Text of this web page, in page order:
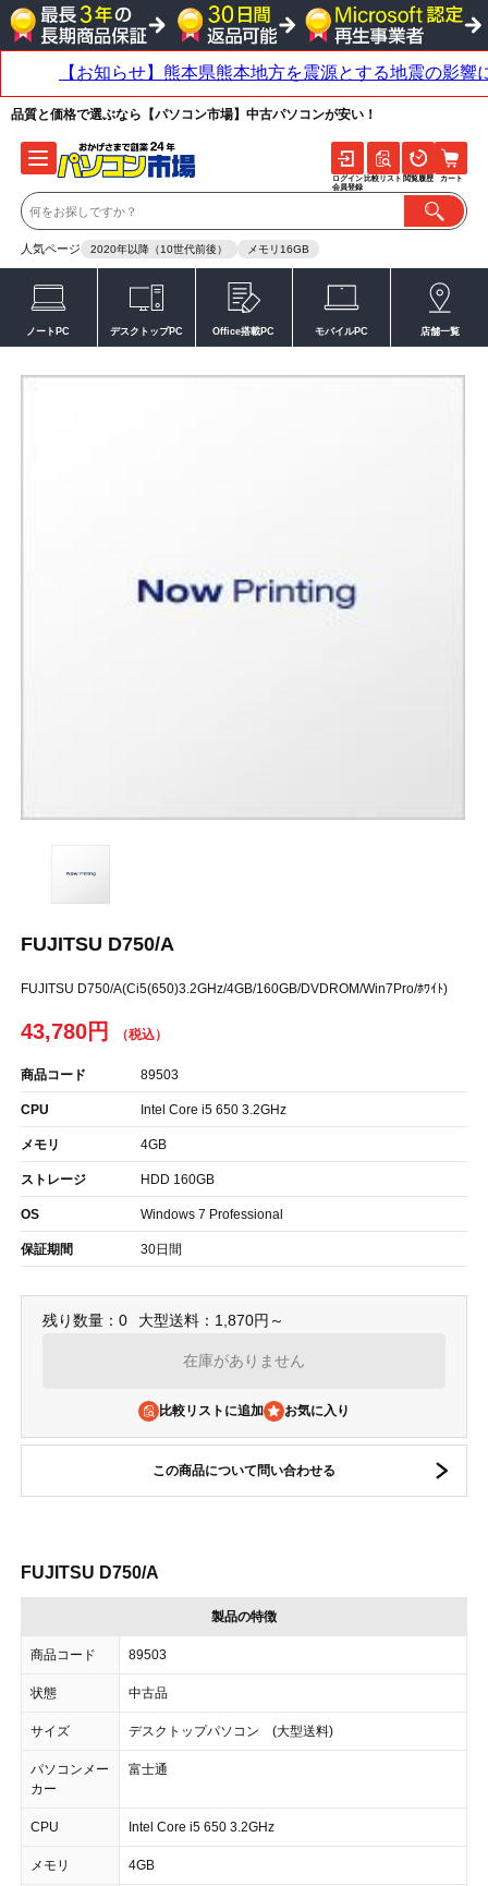
品質と価格で選ぶなら【パソコン市場】中古パソコンが安い！
人気ページ 2020年以降（10世代前後） メモリ16GB
ログイン
会員登録
比較リスト 閲覧履歴 カート
ノートPC デスクトップPC Office搭載PC モバイルPC 店舗一覧
FUJITSU D750/A
FUJITSU D750/A(Ci5(650)3.2GHz/4GB/160GB/DVDROM/Win7Pro/ﾎﾜｲﾄ)
43,780円
商品コード 89503
CPU Intel Core i5 650 3.2GHz
メモリ 4GB
ストレージ HDD 160GB
OS Windows 7 Professional
保証期間 30日間
残り数量：0 大型送料：1,870円～
在庫がありません
比較リストに追加
この商品について問い合わせる
FUJITSU D750/A
製品の特徴
商品コード 89503
状態 中古品
サイズ デスクトップパソコン (大型送料)
パソコンメー
カー
富士通
CPU Intel Core i5 650 3.2GHz
メモリ 4GB